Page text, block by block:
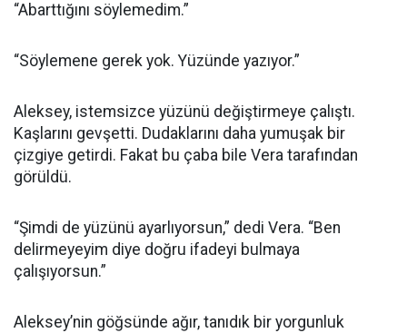
“Abarttığını söylemedim.”
“Söylemene gerek yok. Yüzünde yazıyor.”
Aleksey, istemsizce yüzünü değiştirmeye çalıştı.
Kaşlarını gevşetti. Dudaklarını daha yumuşak bir
çizgiye getirdi. Fakat bu çaba bile Vera tarafından
görüldü.
“Şimdi de yüzünü ayarlıyorsun,” dedi Vera. “Ben
delirmeyeyim diye doğru ifadeyi bulmaya
çalışıyorsun.”
Aleksey’nin göğsünde ağır, tanıdık bir yorgunluk